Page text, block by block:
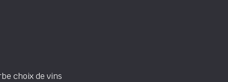
choix de vins